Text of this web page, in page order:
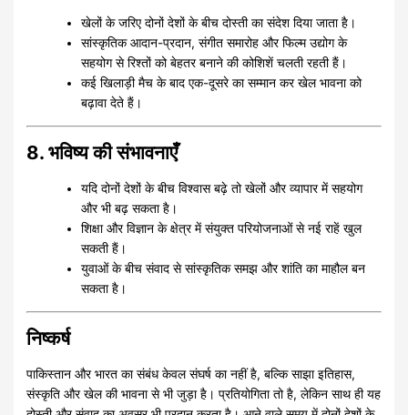
खेलों के जरिए दोनों देशों के बीच दोस्ती का संदेश दिया जाता है।
सांस्कृतिक आदान-प्रदान, संगीत समारोह और फिल्म उद्योग के
सहयोग से रिश्तों को बेहतर बनाने की कोशिशें चलती रहती हैं।
कई खिलाड़ी मैच के बाद एक-दूसरे का सम्मान कर खेल भावना को
बढ़ावा देते हैं।
8. भविष्य की संभावनाएँ
यदि दोनों देशों के बीच विश्वास बढ़े तो खेलों और व्यापार में सहयोग
और भी बढ़ सकता है।
शिक्षा और विज्ञान के क्षेत्र में संयुक्त परियोजनाओं से नई राहें खुल
सकती हैं।
युवाओं के बीच संवाद से सांस्कृतिक समझ और शांति का माहौल बन
सकता है।
निष्कर्ष
पाकिस्तान और भारत का संबंध केवल संघर्ष का नहीं है, बल्कि साझा इतिहास,
संस्कृति और खेल की भावना से भी जुड़ा है। प्रतियोगिता तो है, लेकिन साथ ही यह